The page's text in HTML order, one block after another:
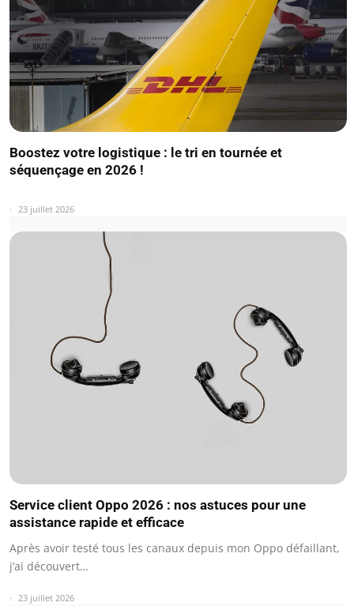
Boostez votre logistique : le tri en tournée et
séquençage en 2026 !
23 juillet 2026
Service client Oppo 2026 : nos astuces pour une
assistance rapide et efficace
Après avoir testé tous les canaux depuis mon Oppo défaillant,
j’ai découvert…
23 juillet 2026